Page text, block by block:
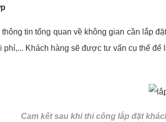
tin tổng quan về không gian cần lắp
Khách hàng sẽ được tư vấn cụ thể
Cam kết sau khi thi công lắp đặt